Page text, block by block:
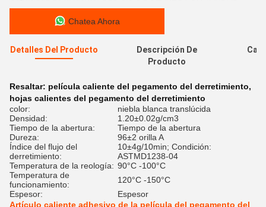
Chatea Ahora
Detalles Del Producto
Descripción De
Producto
Resaltar: película caliente del pegamento del derretimiento,
hojas calientes del pegamento del derretimiento
color:
niebla blanca translúcida
Densidad:
1.20±0.02g/cm3
Tiempo de la abertura:
Tiempo de la abertura
Dureza:
96±2 orilla A
Índice del flujo del
derretimiento:
10±4g/10min; Condición:
ASTMD1238-04
Temperatura de la reología: 90°C -100°C
Temperatura de
funcionamiento:
120°C -150°C
Espesor:
Espesor
Artículo caliente adhesivo de la película del pegamento del